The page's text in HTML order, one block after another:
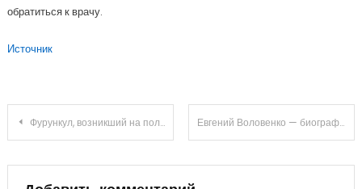
обратиться к врачу.
Источник
Навигация
Фурункул, возникший на половом члене: отличительные признаки чирия Евгений Воловенко — биография, личная жизнь, дети, фото — полная информация об известном актере